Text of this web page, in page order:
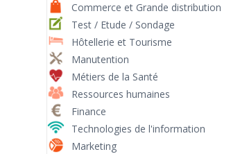
Commerce et Grande distribution
Test / Etude / Sondage
Hôtellerie et Tourisme
Manutention
Métiers de la Santé
Ressources humaines
Finance
Technologies de l'information
Marketing